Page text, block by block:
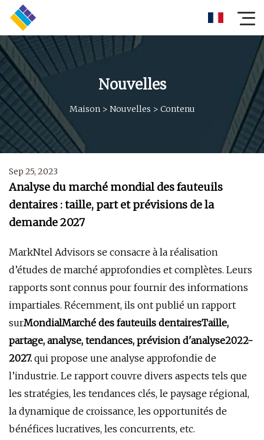
Nouvelles
Maison > Nouvelles > Contenu
Sep 25, 2023
Analyse du marché mondial des fauteuils
dentaires : taille, part et prévisions de la
demande 2027
MarkNtel Advisors se consacre à la réalisation
d’études de marché approfondies et complètes. Leurs
rapports sont connus pour fournir des informations
impartiales. Récemment, ils ont publié un rapport
surMondialMarché des fauteuils dentairesTaille,
partage, analyse, tendances, prévision d'analyse2022-
2027. qui propose une analyse approfondie de
l’industrie. Le rapport couvre divers aspects tels que
les stratégies, les tendances clés, le paysage régional,
la dynamique de croissance, les opportunités de
bénéfices lucratives, les concurrents, etc.